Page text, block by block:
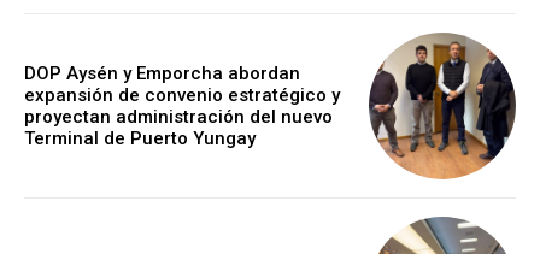
DOP Aysén y Emporcha abordan
expansión de convenio estratégico y
proyectan administración del nuevo
Terminal de Puerto Yungay